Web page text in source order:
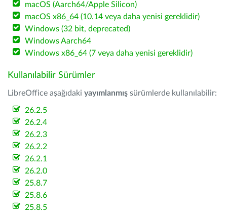
macOS (Aarch64/Apple Silicon)
macOS x86_64 (10.14 veya daha yenisi gereklidir)
Windows (32 bit, deprecated)
Windows Aarch64
Windows x86_64 (7 veya daha yenisi gereklidir)
Kullanılabilir Sürümler
LibreOffice aşağıdaki yayımlanmış sürümlerde kullanılabilir:
26.2.5
26.2.4
26.2.3
26.2.2
26.2.1
26.2.0
25.8.7
25.8.6
25.8.5